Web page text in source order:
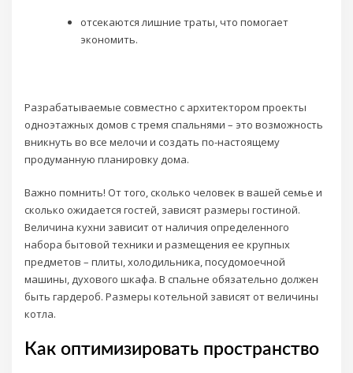
отсекаются лишние траты, что помогает
экономить.
Разрабатываемые совместно с архитектором проекты
одноэтажных домов с тремя спальнями – это возможность
вникнуть во все мелочи и создать по-настоящему
продуманную планировку дома.
Важно помнить! От того, сколько человек в вашей семье и
сколько ожидается гостей, зависят размеры гостиной.
Величина кухни зависит от наличия определенного
набора бытовой техники и размещения ее крупных
предметов – плиты, холодильника, посудомоечной
машины, духового шкафа. В спальне обязательно должен
быть гардероб. Размеры котельной зависят от величины
котла.
Как оптимизировать пространство